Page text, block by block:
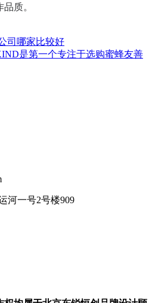
质。
司哪家比较好
是第一个专注于选购蜜蜂友善
河一号2号楼909